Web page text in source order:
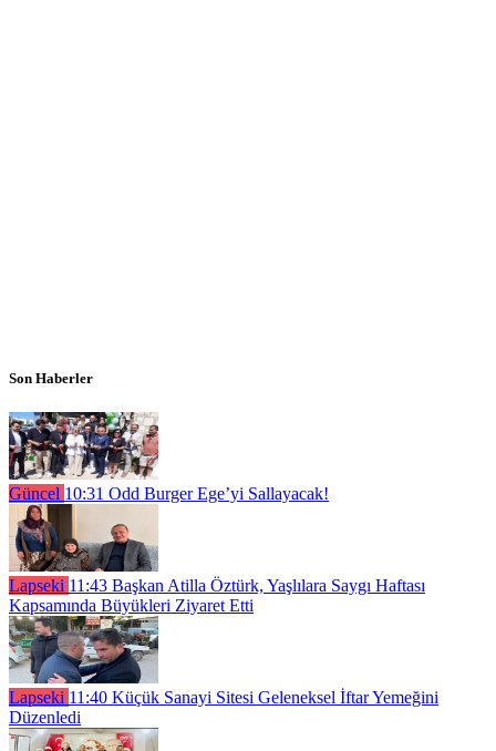
Son Haberler
Güncel 10:31 Odd Burger Ege’yi Sallayacak!
Lapseki 11:43 Başkan Atilla Öztürk, Yaşlılara Saygı Haftası
Kapsamında Büyükleri Ziyaret Etti
Lapseki 11:40 Küçük Sanayi Sitesi Geleneksel İftar Yemeğini
Düzenledi